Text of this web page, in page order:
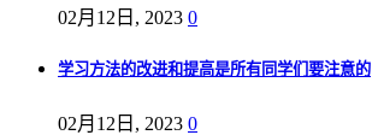
02月12日, 2023 0
学习方法的改进和提高是所有同学们要注意的
02月12日, 2023 0